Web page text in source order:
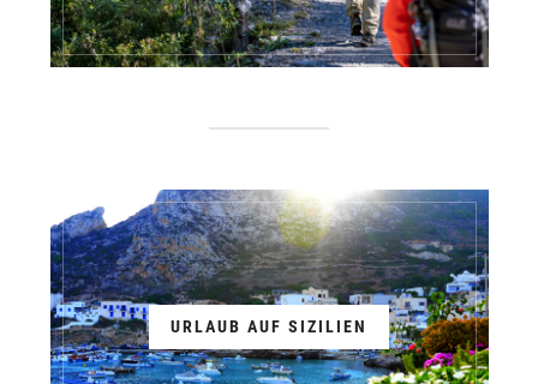
URLAUB AUF SIZILIEN